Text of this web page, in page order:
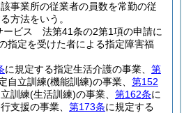
事業所の従業者の員数を常勤の従
方法をいう。
ービス 法第41条の2第1項の申請に
指定を受けた者による指定障害福
に規定する指定生活介護の事業、 第
自立訓練(機能訓練)の事業、 第152
訓練(生活訓練)の事業、 第162条に
支援の事業、 第173条に規定する